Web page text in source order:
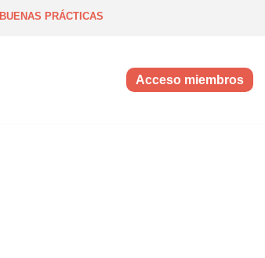
BUENAS PRÁCTICAS
Acceso miembros